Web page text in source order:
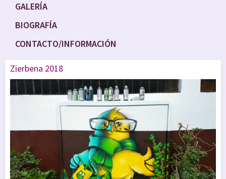
GALERÍA
BIOGRAFÍA
CONTACTO/INFORMACIÓN
Zierbena 2018